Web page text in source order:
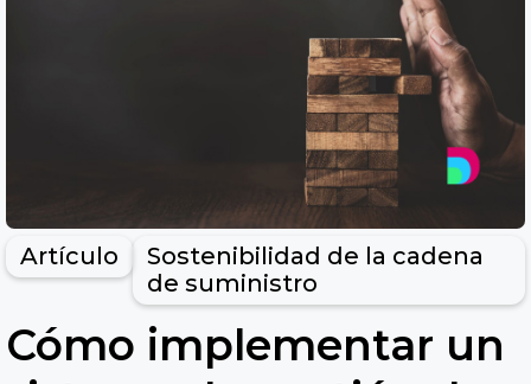
Artículo
Sostenibilidad de la cadena
de suministro
Cómo implementar un